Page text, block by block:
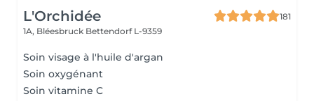
L'Orchidée
181
1A, Bléesbruck Bettendorf L-9359
Soin visage à l'huile d'argan
Soin oxygénant
Soin vitamine C